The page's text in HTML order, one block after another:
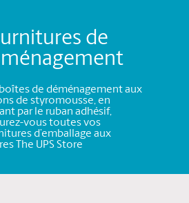
de
de déménagement aux
de styromousse, en
par le ruban adhésif,
vous toutes vos
d’emballage aux
The UPS Store